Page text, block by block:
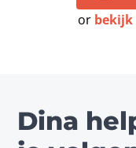
or bekijk
Dina